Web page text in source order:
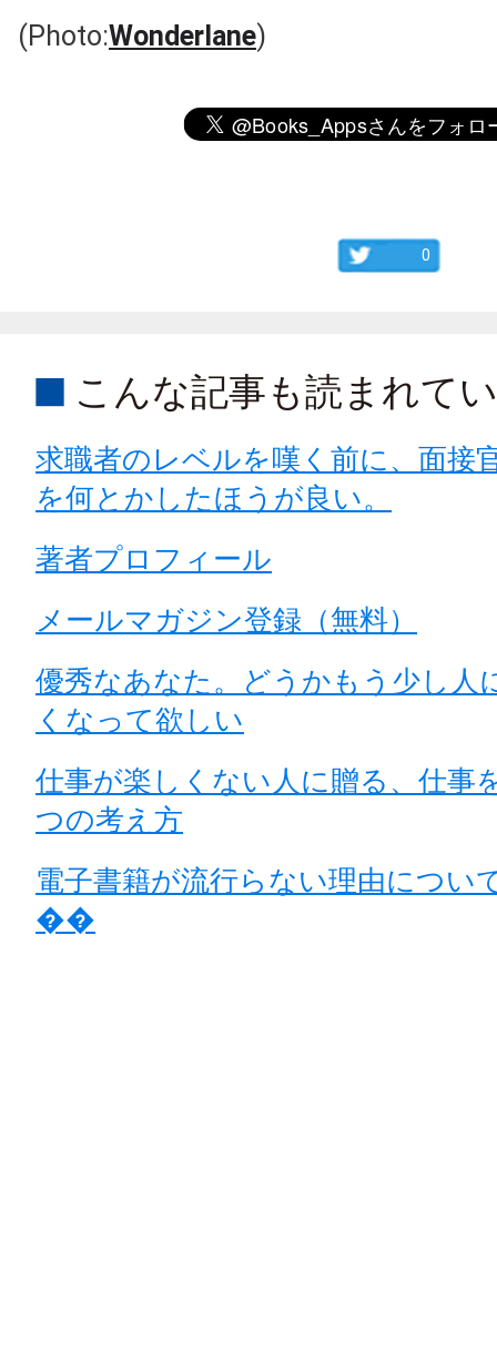
(Photo:Wonderlane)
0
こんな記事も読まれて
求職者のレベルを嘆く前に、面接
を何とかしたほうが良い。
著者プロフィール
メールマガジン登録（無料）
優秀なあなた。どうかもう少し人
くなって欲しい
仕事が楽しくない人に贈る、仕事
つの考え方
電子書籍が流行らない理由につい
��